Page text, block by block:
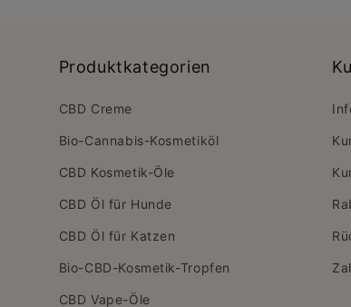
Produktkategorien
CBD Creme
Bio-Cannabis-Kosmetiköl
CBD Kosmetik-Öle
CBD Öl für Hunde
CBD Öl für Katzen
Bio-CBD-Kosmetik-Tropfen
CBD Vape-Öle